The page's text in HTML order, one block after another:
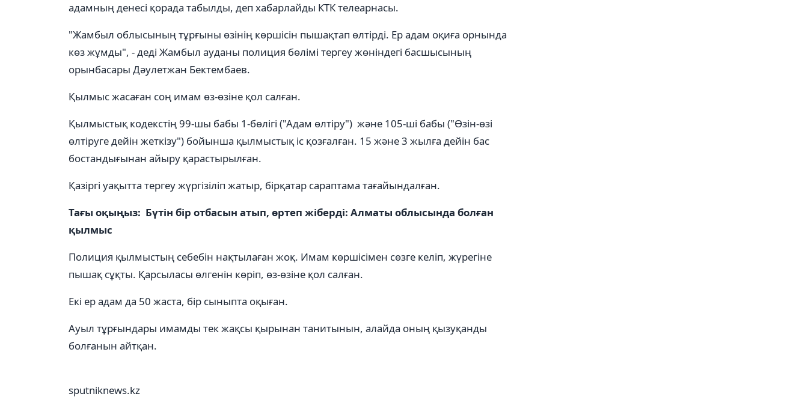
адамның денесі қорада табылды, деп хабарлайды КТК телеарнасы.
"Жамбыл облысының тұрғыны өзінің көршісін пышақтап өлтірді. Ер адам оқиға орнында
көз жұмды", - деді Жамбыл ауданы полиция бөлімі тергеу жөніндегі басшысының
орынбасары Дәулетжан Бектембаев.
Қылмыс жасаған соң имам өз-өзіне қол салған.
Қылмыстық кодекстің 99-шы бабы 1-бөлігі ("Адам өлтіру") және 105-ші бабы ("Өзін-өзі
өлтіруге дейін жеткізу") бойынша қылмыстық іс қозғалған. 15 және 3 жылға дейін бас
бостандығынан айыру қарастырылған.
Қазіргі уақытта тергеу жүргізіліп жатыр, бірқатар сараптама тағайындалған.
Тағы оқыңыз: Бүтін бір отбасын атып, өртеп жіберді: Алматы облысында болған
қылмыс
Полиция қылмыстың себебін нақтылаған жоқ. Имам көршісімен сөзге келіп, жүрегіне
пышақ сұқты. Қарсыласы өлгенін көріп, өз-өзіне қол салған.
Екі ер адам да 50 жаста, бір сыныпта оқыған.
Ауыл тұрғындары имамды тек жақсы қырынан танитынын, алайда оның қызуқанды
болғанын айтқан.
sputniknews.kz